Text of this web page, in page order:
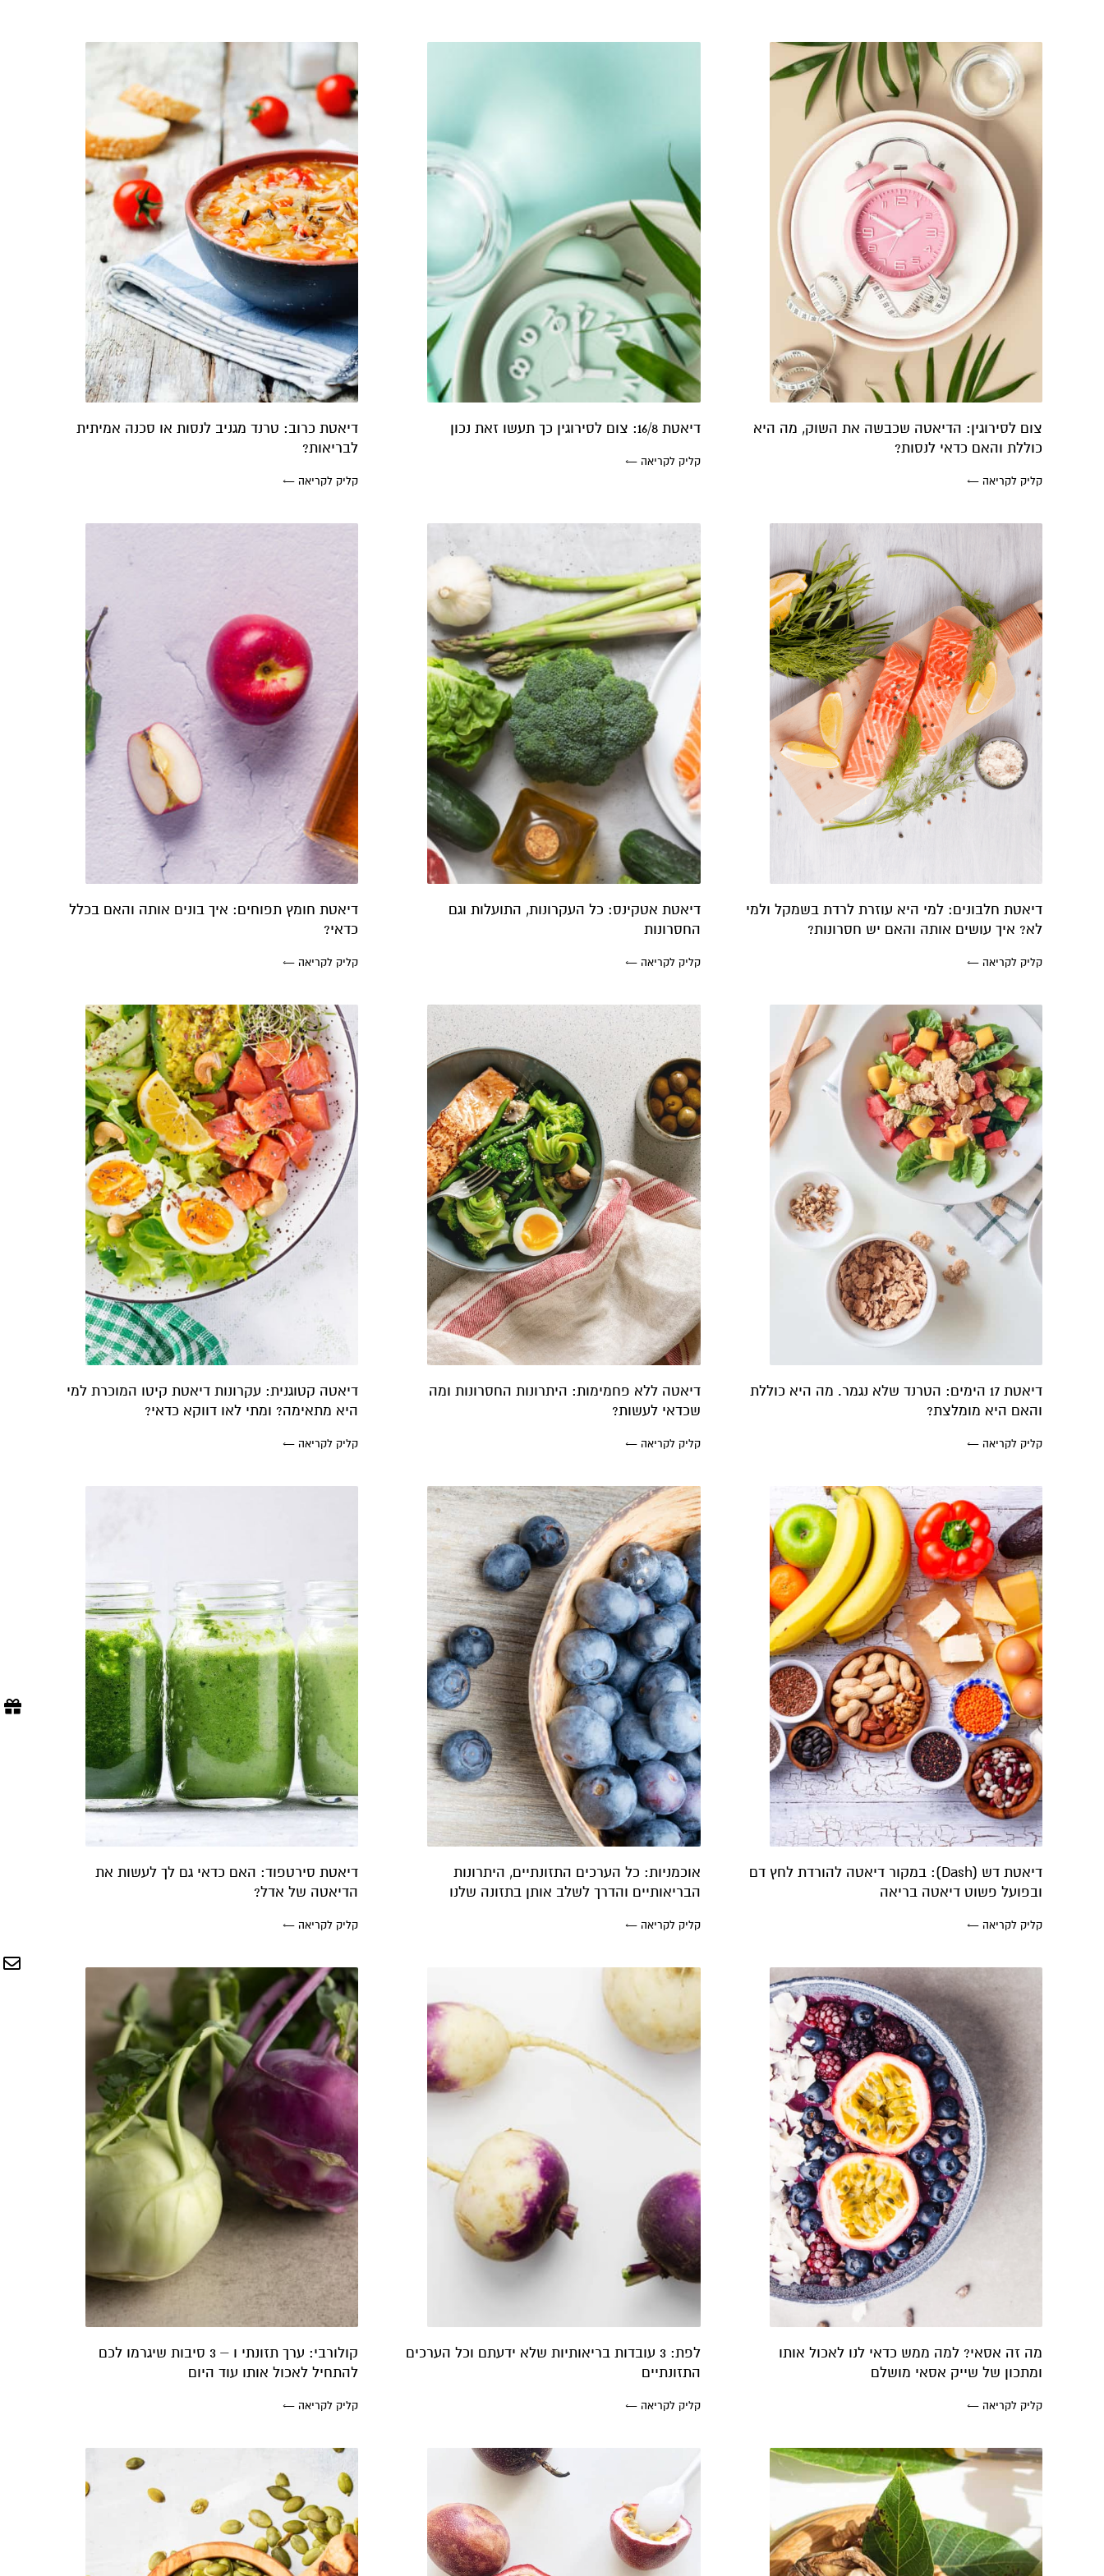
צום לסירוגין: הדיאטה שכבשה את השוק, מה היא
כוללת והאם כדאי לנסות?
קליק לקריאה ←
דיאטת 16/8: צום לסירוגין כך תעשו זאת נכון
קליק לקריאה ←
דיאטת כרוב: טרנד מגניב לנסות או סכנה אמיתית
לבריאות?
קליק לקריאה ←
דיאטת חלבונים: למי היא עוזרת לרדת בשמקל ולמי
לא? איך עושים אותה והאם יש חסרונות?
קליק לקריאה ←
דיאטת אטקינס: כל העקרונות, התועלות וגם
החסרונות
קליק לקריאה ←
דיאטת חומץ תפוחים: איך בונים אותה והאם בכלל
כדאי?
קליק לקריאה ←
דיאטת 17 הימים: הטרנד שלא נגמר. מה היא כוללת
והאם היא מומלצת?
קליק לקריאה ←
דיאטה ללא פחמימות: היתרונות החסרונות ומה
שכדאי לעשות?
קליק לקריאה ←
דיאטה קטוגנית: עקרונות דיאטת קיטו המוכרת למי
היא מתאימה? ומתי לאו דווקא כדאי?
קליק לקריאה ←
דיאטת דש (Dash): במקור דיאטה להורדת לחץ דם
ובפועל פשוט דיאטה בריאה
קליק לקריאה ←
אוכמניות: כל הערכים התזונתיים, היתרונות
הבריאותיים והדרך לשלב אותן בתזונה שלנו
קליק לקריאה ←
דיאטת סירטפוד: האם כדאי גם לך לעשות את
הדיאטה של אדל?
קליק לקריאה ←
מה זה אסאי? למה ממש כדאי לנו לאכול אותו
ומתכון של שייק אסאי מושלם
קליק לקריאה ←
לפת: 3 עובדות בריאותיות שלא ידעתם וכל הערכים
התזונתיים
קליק לקריאה ←
קולורבי: ערך תזונתי ו – 3 סיבות שיגרמו לכם
להתחיל לאכול אותו עוד היום
קליק לקריאה ←